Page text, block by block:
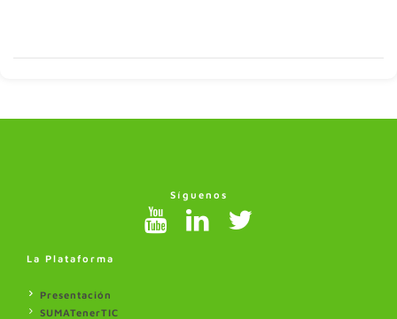
Síguenos
La Plataforma
Presentación
SUMATenerTIC